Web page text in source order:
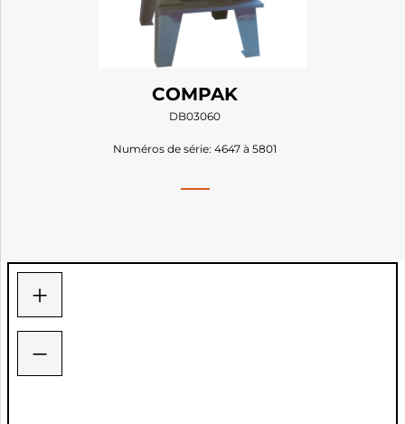
COMPAK
DB03060
Numéros de série: 4647 à 5801
−
+